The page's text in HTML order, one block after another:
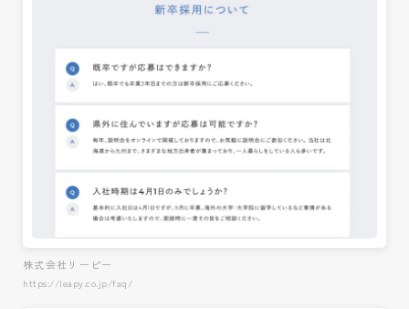
株式会社リーピー
https://leapy.co.jp/faq/